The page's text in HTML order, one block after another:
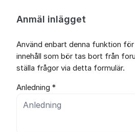
Anmäl inlägget
Använd enbart denna funktion
innehåll som bör tas bort från
ställa frågor via detta formulär.
Anledning *